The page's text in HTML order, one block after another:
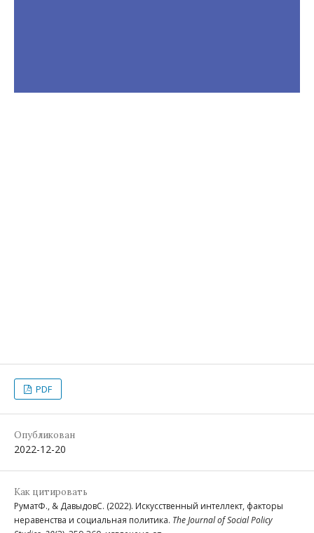
PDF
Опубликован
2022-12-20
Как цитировать
РуматФ., & ДавыдовС. (2022). Искусственный интеллект, факторы
неравенства и социальная политика. The Journal of Social Policy